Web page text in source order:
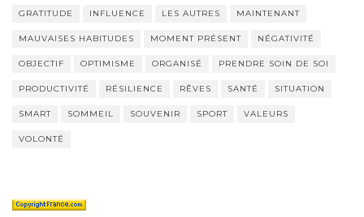
GRATITUDE INFLUENCE LES AUTRES MAINTENANT
MAUVAISES HABITUDES MOMENT PRÉSENT NÉGATIVITÉ
OBJECTIF OPTIMISME ORGANISÉ PRENDRE SOIN DE SOI
PRODUCTIVITÉ RÉSILIENCE RÊVES SANTÉ SITUATION
SMART SOMMEIL SOUVENIR SPORT VALEURS
VOLONTÉ